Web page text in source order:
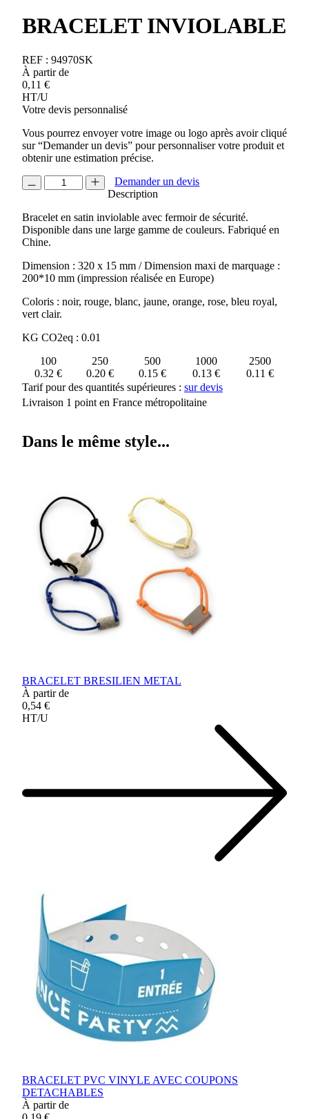
BRACELET INVIOLABLE
REF : 94970SK
À partir de
0,11 €
HT/U
Votre devis personnalisé
Vous pourrez envoyer votre image ou logo après avoir cliqué
sur “Demander un devis” pour personnaliser votre produit et
obtenir une estimation précise.
quantité
de
INVIOLABLE
Demander un devis
Description
Bracelet en satin inviolable avec fermoir de sécurité.
Disponible dans une large gamme de couleurs. Fabriqué en
Chine.
Dimension : 320 x 15 mm / Dimension maxi de marquage :
200*10 mm (impression réalisée en Europe)
Coloris : noir, rouge, blanc, jaune, orange, rose, bleu royal,
vert clair.
KG CO2eq : 0.01
100
250 500 1000
2500
0.32 €
0.20 € 0.15 € 0.13 €
0.11 €
Tarif pour des quantités supérieures : sur devis
Livraison 1 point en France métropolitaine
Dans le même style...
BRACELET BRESILIEN METAL
À partir de
0,54 €
HT/U
BRACELET PVC VINYLE AVEC COUPONS
DETACHABLES
À partir de